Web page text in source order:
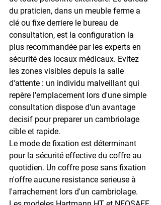
du praticien, dans un meuble ferme a
clé ou fixe derriere le bureau de
consultation, est la configuration la
plus recommandée par les experts en
sécurité des locaux médicaux. Evitez
les zones visibles depuis la salle
d'attente : un individu malveillant qui
repère l'emplacement lors d'une simple
consultation dispose d'un avantage
decisif pour preparer un cambriolage
cible et rapide.
Le mode de fixation est déterminant
pour la sécurité effective du coffre au
quotidien. Un coffre pose sans fixation
n'offre aucune resistance serieuse à
l'arrachement lors d'un cambriolage.